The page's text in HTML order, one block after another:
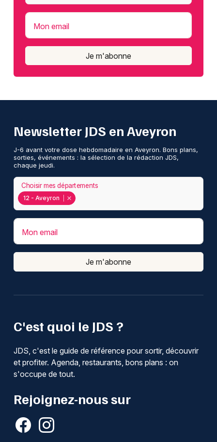
Mon email
Je m'abonne
C'est quoi le JDS ?
JDS, c'est le guide de référence pour sortir, découvrir
et profiter. Agenda, restaurants, bons plans : on
s'occupe de tout.
Rejoignez-nous sur
Newsletter JDS en Aveyron
J-6 avant votre dose hebdomadaire en Aveyron. Bons plans,
sorties, événements : la sélection de la rédaction JDS,
chaque jeudi.
12 - Aveyron
Choisir mes départements
Mon email
Je m'abonne